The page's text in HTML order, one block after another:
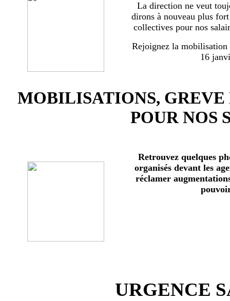
La direction ne veut
dirons à nouveau plus
collectives pour nos
Rejoignez la mobilisation
16
MOBILISATIONS,
POUR NOS
Retrouvez quelques
organisés devant les
réclamer
URGENCE